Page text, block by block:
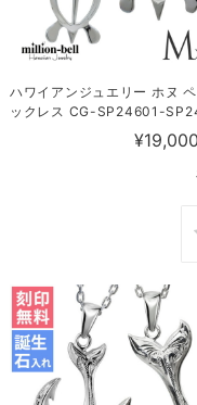
ハワイアンジュエリー ホヌ
ックレス CG-SP24601-
¥19,000